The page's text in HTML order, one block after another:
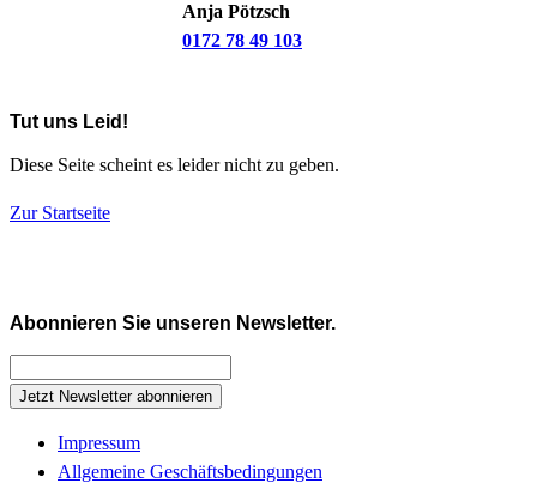
Anja Pötzsch
0172 78 49 103
Tut uns Leid!
Diese Seite scheint es leider nicht zu geben.
Zur Startseite
Abonnieren Sie unseren Newsletter.
Jetzt Newsletter abonnieren
Impressum
Allgemeine Geschäftsbedingungen